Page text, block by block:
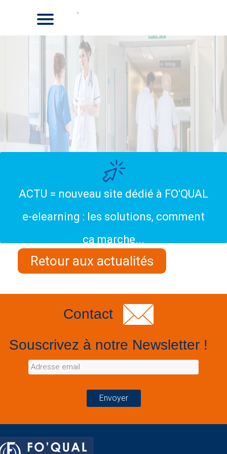
ACTU = nouveau site dédié à FO'QUAL
e-elearning : les solutions, comment
ça marche...
Retour aux actualités
Contact
Souscrivez à notre Newsletter !